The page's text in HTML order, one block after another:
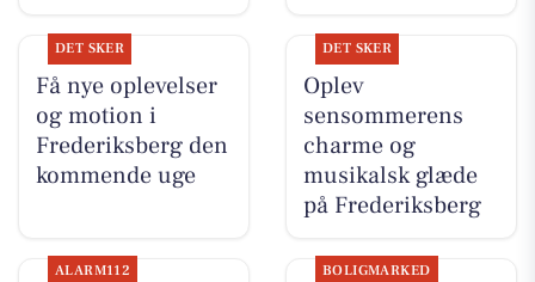
DET SKER
Få nye oplevelser
og motion i
Frederiksberg den
kommende uge
DET SKER
Oplev
sensommerens
charme og
musikalsk glæde
på Frederiksberg
ALARM112 BOLIGMARKED